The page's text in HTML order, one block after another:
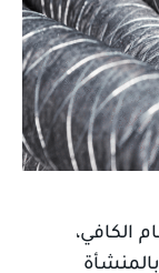
الكافي،